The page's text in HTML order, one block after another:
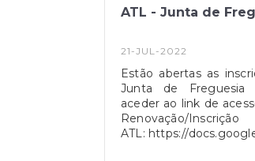
ATL - Junta de
21-JUL-2022
Estão abertas as
Junta de Freguesia
aceder ao link de
Renovação/
ATL: https://